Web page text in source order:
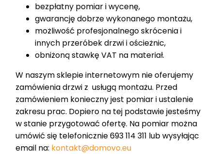
bezpłatny pomiar i wycenę,
gwarancję dobrze wykonanego montażu,
możliwość profesjonalnego skrócenia i
innych przeróbek drzwi i ościeżnic,
obniżoną stawkę VAT na materiał.
W naszym sklepie internetowym nie oferujemy
zamówienia drzwi z usługą montażu. Przed
zamówieniem konieczny jest pomiar i ustalenie
zakresu prac. Dopiero na tej podstawie jesteśmy
w stanie przygotować ofertę. Na pomiar można
umówić się telefonicznie 693 114 311 lub wysyłając
email na: kontakt@domovo.eu